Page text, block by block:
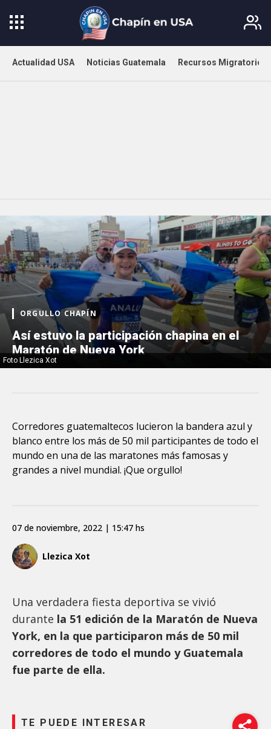
Actualidad USA Noticias Guatemala Recursos Migratorios
Foto Llezica Xot
ORGULLO CHAPÍN
Así estuvo la participación chapina en el
Maratón de Nueva York
Corredores guatemaltecos lucieron la bandera azul y
blanco entre los más de 50 mil participantes de todo el
mundo en una de las maratones más famosas y
grandes a nivel mundial. ¡Que orgullo!
Llezica Xot
07 de noviembre, 2022 | 15:47 hs
Una verdadera fiesta deportiva se vivió
durante la 51 edición de la Maratón de Nueva
York, en la que participaron más de 50 mil
corredores de todo el mundo y Guatemala
fue parte de ella.
TE PUEDE INTERESAR